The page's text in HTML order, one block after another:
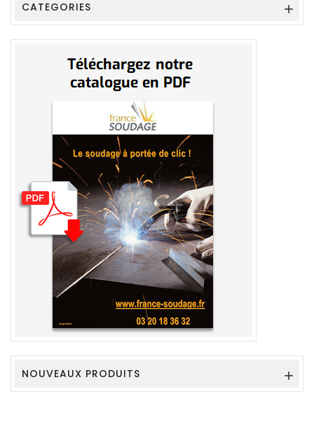
CATEGORIES 
NOUVEAUX PRODUITS 